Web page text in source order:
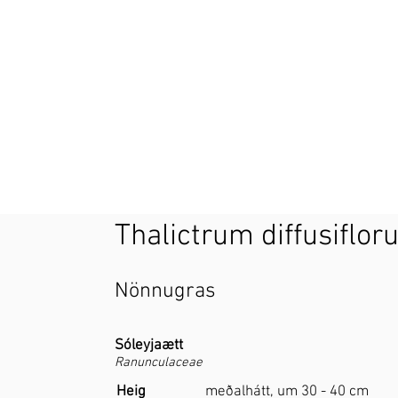
Thalictrum
Nönnugras
Sóleyjaætt
Ranunculaceae
Heig meðalhátt, um 30 - 40 cm